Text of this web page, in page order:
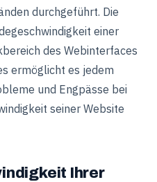
durchgeführt. Die
einer
des Webinterfaces
ermöglicht es jedem
und Engpässe bei
seiner Website
Ihrer